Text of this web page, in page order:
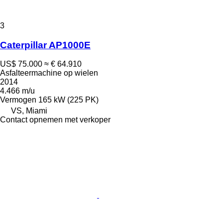
3
Caterpillar AP1000E
US$ 75.000 ≈ € 64.910
Asfalteermachine op wielen
2014
4.466 m/u
Vermogen 165 kW (225 PK)
VS, Miami
Contact opnemen met verkoper